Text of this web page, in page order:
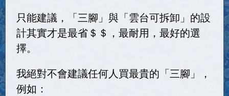
只能建議，「三腳」與「雲台可拆卸」的設
計其實才是最省＄＄，最耐用，最好的選
擇。
我絕對不會建議任何人買最貴的「三腳」，
例如：